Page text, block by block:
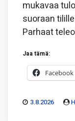
mukavaa
suoraan
Parhaat
Jaa tämä:
Facebook
3.8.2026